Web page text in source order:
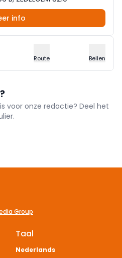
info
Route Bellen
voor onze redactie? Deel het
Group
Taal
Nederlands